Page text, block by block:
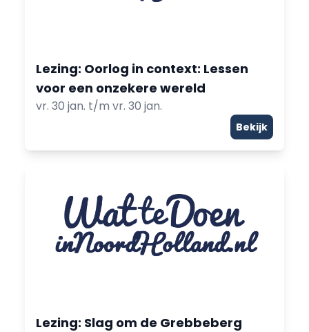
Lezing: Oorlog in context: Lessen
voor een onzekere wereld
vr. 30 jan. t/m vr. 30 jan.
Bekijk
Lezing: Slag om de Grebbeberg